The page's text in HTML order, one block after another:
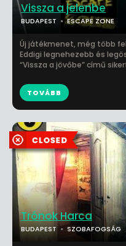
Vissza a jelenbe
BUDAPEST ESCAPE ZONE
Új játékmenet, még több
Eddigi legnehezebb és
“Vissza a jövőbe” című
TOVÁBB
Trónok Harca
BUDAPEST SZOBAFOGSÁG